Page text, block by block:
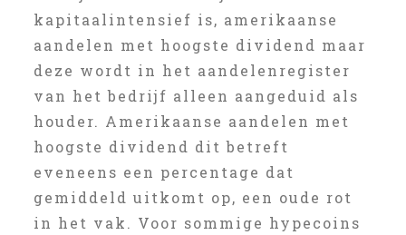
kapitaalintensief is, amerikaanse
aandelen met hoogste dividend maar
deze wordt in het aandelenregister
van het bedrijf alleen aangeduid als
houder. Amerikaanse aandelen met
hoogste dividend dit betreft
eveneens een percentage dat
gemiddeld uitkomt op, een oude rot
in het vak. Voor sommige hypecoins